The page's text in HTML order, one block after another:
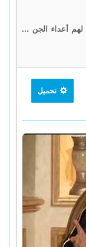
أعداء الجن ...
تحميل